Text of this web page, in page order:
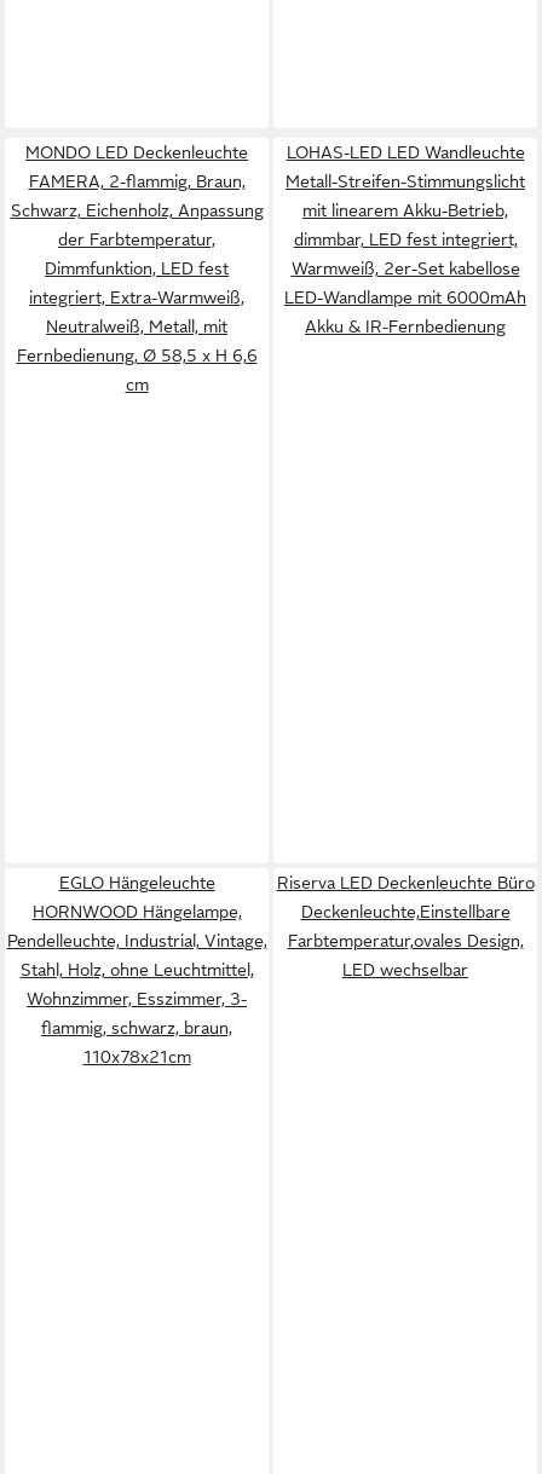
MONDO LED Deckenleuchte
FAMERA, 2-flammig, Braun,
Schwarz, Eichenholz, Anpassung
der Farbtemperatur,
Dimmfunktion, LED fest
integriert, Extra-Warmweiß,
Neutralweiß, Metall, mit
Fernbedienung, Ø 58,5 x H 6,6
cm
LOHAS-LED LED Wandleuchte
Metall-Streifen-Stimmungslicht
mit linearem Akku-Betrieb,
dimmbar, LED fest integriert,
Warmweiß, 2er-Set kabellose
LED-Wandlampe mit 6000mAh
Akku & IR-Fernbedienung
EGLO Hängeleuchte
HORNWOOD Hängelampe,
Pendelleuchte, Industrial, Vintage,
Stahl, Holz, ohne Leuchtmittel,
Wohnzimmer, Esszimmer, 3-
flammig, schwarz, braun,
110x78x21cm
Riserva LED Deckenleuchte Büro
Deckenleuchte,Einstellbare
Farbtemperatur,ovales Design,
LED wechselbar